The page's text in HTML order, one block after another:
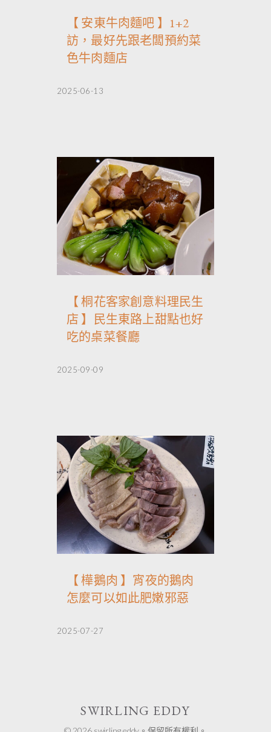
【 安東牛肉麵吧 】1+2
訪，最好先跟老闆預約菜
色牛肉麵店
2025-06-13
【 桐花客家創意料理民生
店 】民生東路上甜點也好
吃的桌菜餐廳
2025-09-09
【 樺鵝肉 】宵夜的鵝肉
怎麼可以如此肥嫩邪惡
2025-07-27
SWIRLING EDDY